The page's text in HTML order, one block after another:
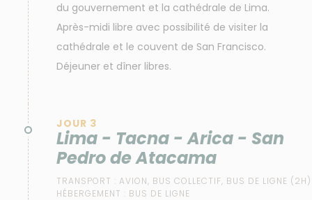
du gouvernement et la cathédrale de Lima.
Après-midi libre avec possibilité de visiter la
cathédrale et le couvent de San Francisco.
Déjeuner et dîner libres.
JOUR 3
Lima - Tacna - Arica - San
Pedro de Atacama
TRANSPORT : AVION, BUS COLLECTIF, BUS DE LIGNE (2H)
HÉBERGEMENT : BUS DE LIGNE